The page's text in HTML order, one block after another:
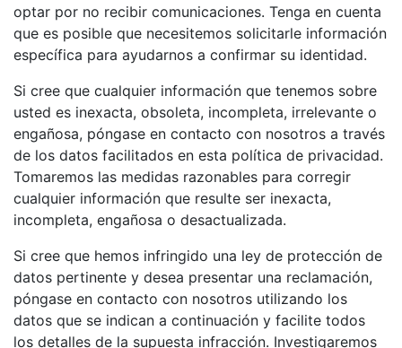
optar por no recibir comunicaciones. Tenga en cuenta
que es posible que necesitemos solicitarle información
específica para ayudarnos a confirmar su identidad.
Si cree que cualquier información que tenemos sobre
usted es inexacta, obsoleta, incompleta, irrelevante o
engañosa, póngase en contacto con nosotros a través
de los datos facilitados en esta política de privacidad.
Tomaremos las medidas razonables para corregir
cualquier información que resulte ser inexacta,
incompleta, engañosa o desactualizada.
Si cree que hemos infringido una ley de protección de
datos pertinente y desea presentar una reclamación,
póngase en contacto con nosotros utilizando los
datos que se indican a continuación y facilite todos
los detalles de la supuesta infracción. Investigaremos